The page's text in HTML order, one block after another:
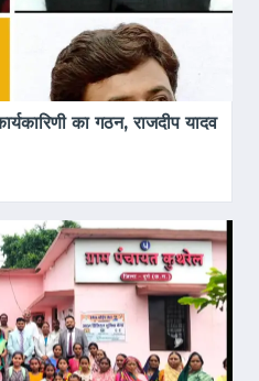
का गठन, राजदीप यादव